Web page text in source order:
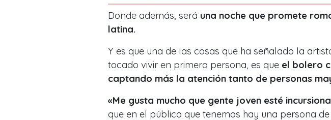
Donde además, será una noche que promete
latina.
Y es que una de las cosas que ha señalado la
tocado vivir en primera persona, es que el bolero
captando más la atención tanto de personas
«Me gusta mucho que gente joven esté
que en el público que tenemos hay una persona